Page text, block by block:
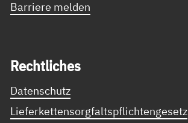
Barriere melden
Recht­li­ches
Datenschutz
Lieferkettensorgfaltspflichtengesetz